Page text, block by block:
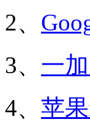
2、
3、 一
4、 苹果